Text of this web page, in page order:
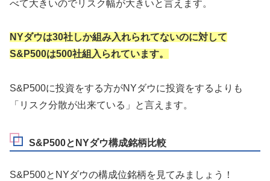
べて大きいのでリスク幅が大きいと言えます。
NYダウは30社しか組み入れられてないのに対して
S&P500は500社組入られています。
S&P500に投資をする方がNYダウに投資をするよりも
「リスク分散が出来ている」と言えます。
S&P500とNYダウ構成銘柄比較
S&P500とNYダウの構成位銘柄を見てみましょう！